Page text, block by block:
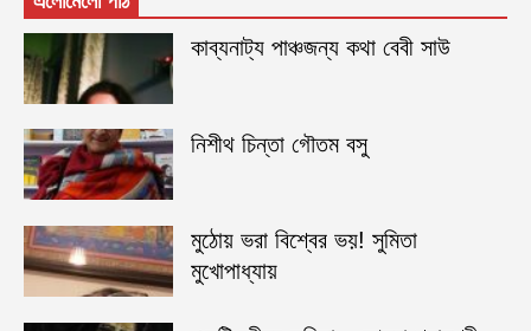
কাব্যনাট্য পাঞ্চজন্য কথা বেবী সাউ
নিশীথ চিন্তা গৌতম বসু
মুঠোয় ভরা বিশ্বের ভয়! সুমিতা
মুখোপাধ্যায়